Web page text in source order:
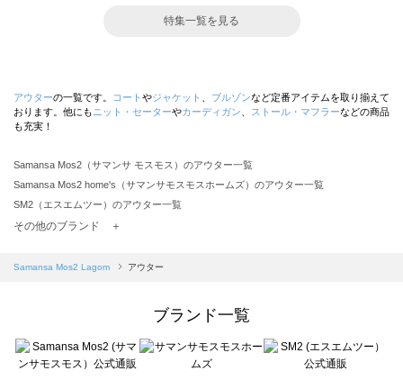
特集一覧を見る
アウターの一覧です。 コート やジャケット ブルゾンなど定番アイテムを取り揃えて
おります。他にも ニット・セーターやカーディガン ストール・マフラーなどの商品
も充実！
Samansa Mos2（サマンサ モスモス）のアウター一覧
Samansa Mos2 home's（サマンサモスモスホームズ）のアウター一覧
SM2（エスエムツー）のアウター一覧
TSUHARU by Samansa Mos2（ツハルバイサマンサモスモス）のアウター一覧
Samansa Mos2 blue（サマンサモスモス ブルー）のアウター一覧
sō4ū（ソウフォーユー）のアウター一覧
Te chichi（テチチ）のアウター一覧
Te chichi CLASSIC（テチチ クラシック）のアウター一覧
その他のブランド ＋
Samansa Mos2 Lagom アウター
ブランド一覧